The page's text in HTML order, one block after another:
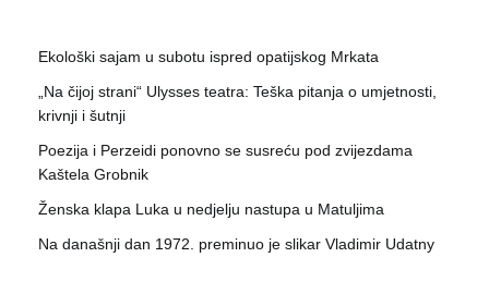
Ekološki sajam u subotu ispred opatijskog Mrkata
„Na čijoj strani“ Ulysses teatra: Teška pitanja o umjetnosti,
krivnji i šutnji
Poezija i Perzeidi ponovno se susreću pod zvijezdama
Kaštela Grobnik
Ženska klapa Luka u nedjelju nastupa u Matuljima
Na današnji dan 1972. preminuo je slikar Vladimir Udatny